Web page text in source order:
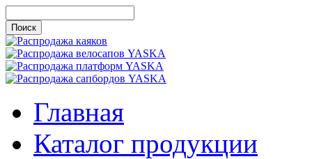
Главная
Каталог продукции